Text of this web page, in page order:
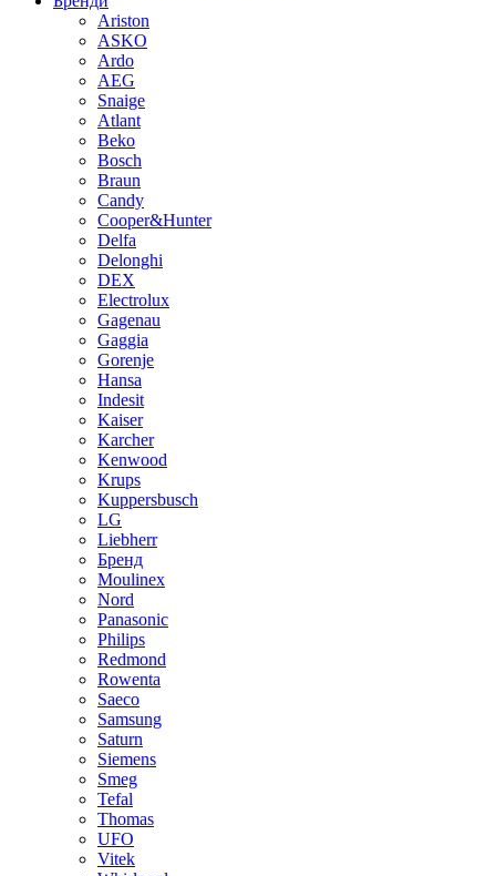
Ariston
ASKO
Ardo
AEG
Snaige
Atlant
Beko
Bosch
Braun
Candy
Cooper&Hunter
Delfa
Delonghi
DEX
Electrolux
Gagenau
Gaggia
Gorenje
Hansa
Indesit
Kaiser
Karcher
Kenwood
Krups
Kuppersbusch
LG
Liebherr
Бренд
Moulinex
Nord
Panasonic
Philips
Redmond
Rowenta
Saeco
Samsung
Saturn
Siemens
Smeg
Tefal
Thomas
UFO
Vitek